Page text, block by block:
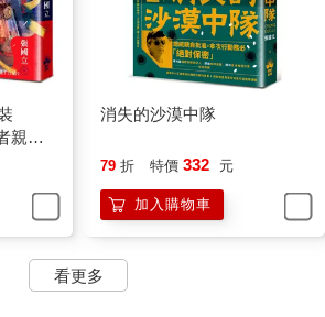
麼感覺？想著想著，張國立終於沈沈睡
追查那宗神秘的連續殺人案……ㄣㄣ……
）
火車進羅馬城，然後興奮的站在梵蒂岡廣
del Popolo），面對著埃及方尖碑和
堂，不禁再感嘆，我終於來到偉大的古羅
去哪裡了？難道被吉普賽人偷了？因此當
鬼》中，蘭登教授捨命的尋找謀殺教宗的
親簽
消失的沙漠中隊
79 折 特價 332 元
加入購物車
看更多